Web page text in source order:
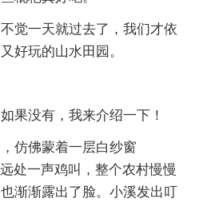
觉一天就过去了，我们才依
好玩的山水田园。
果没有，我来介绍一下！
仿佛蒙着一层白纱窗
处一声鸡叫，整个农村慢慢
渐渐露出了脸。小溪发出叮